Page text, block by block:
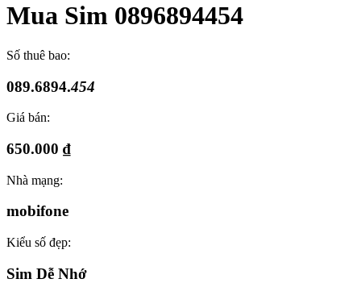
Mua Sim 0896894454
Số thuê bao:
089.6894.454
Giá bán:
650.000 ₫
Nhà mạng:
mobifone
Kiểu số đẹp:
Sim Dễ Nhớ